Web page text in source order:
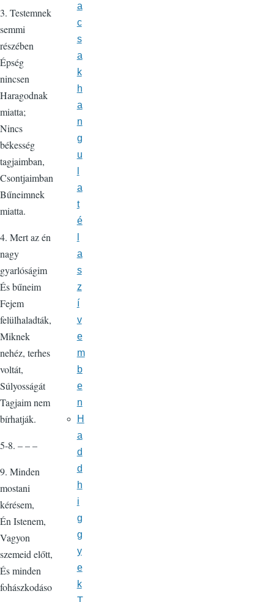
3. Testemnek
semmi
részében
Épség
nincsen
Haragodnak
miatta;
Nincs
békesség
tagjaimban,
Csontjaimban
Bűneimnek
miatta.
4. Mert az én
nagy
gyarlóságim
És bűneim
Fejem
felülhaladták,
Miknek
nehéz, terhes
voltát,
Súlyosságát
Tagjaim nem
bírhatják.
5-8. – – –
9. Minden
mostani
kérésem,
Én Istenem,
Vagyon
szemeid előtt,
És minden
fohászkodáso
a
c
s
a
k
h
a
n
g
u
a
t
é
a
s
z
í
v
e
m
b
e
n
H
a
d
d
h
i
g
g
y
e
k